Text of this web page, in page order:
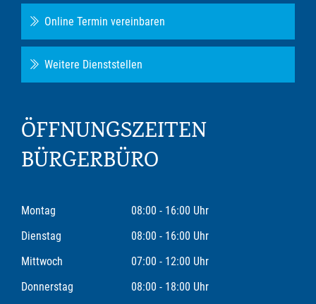
Online Termin vereinbaren
Weitere Dienststellen
ÖFFNUNGSZEITEN
BÜRGERBÜRO
Montag
08:00 - 16:00 Uhr
Dienstag
08:00 - 16:00 Uhr
Mittwoch
07:00 - 12:00 Uhr
Donnerstag
08:00 - 18:00 Uhr